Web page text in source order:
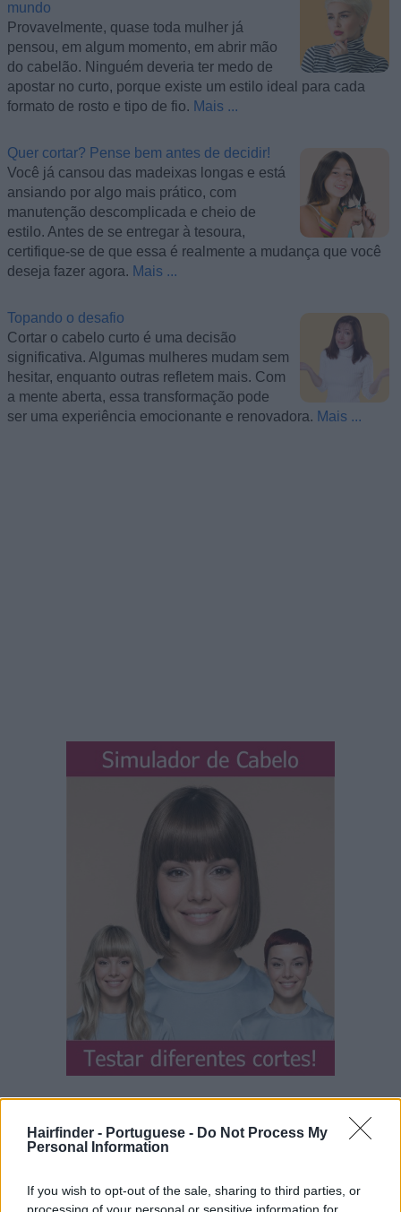
Hairfinder - Portuguese - Do Not Process My
Personal Information
If you wish to opt-out of the sale, sharing to third parties, or
processing of your personal or sensitive information for
mundo
Provavelmente, quase toda mulher já
pensou, em algum momento, em abrir mão
do cabelão. Ninguém deveria ter medo de
apostar no curto, porque existe um estilo ideal para cada
formato de rosto e tipo de fio. Mais ...
Quer cortar? Pense bem antes de decidir!
Você já cansou das madeixas longas e está
ansiando por algo mais prático, com
manutenção descomplicada e cheio de
estilo. Antes de se entregar à tesoura,
certifique-se de que essa é realmente a mudança que você
deseja fazer agora. Mais ...
Topando o desafio
Cortar o cabelo curto é uma decisão
significativa. Algumas mulheres mudam sem
hesitar, enquanto outras refletem mais. Com
a mente aberta, essa transformação pode
ser uma experiência emocionante e renovadora. Mais ...